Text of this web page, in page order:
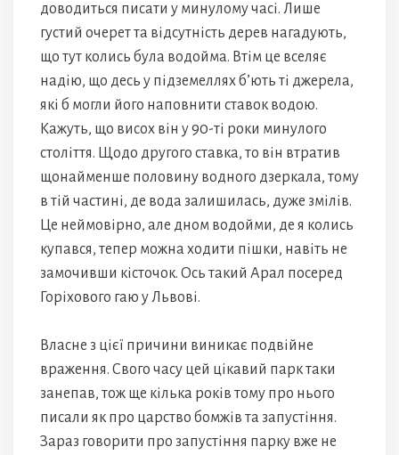
доводиться писати у минулому часі. Лише
густий очерет та відсутність дерев нагадують,
що тут колись була водойма. Втім це вселяє
надію, що десь у підземеллях б’ють ті джерела,
які б могли його наповнити ставок водою.
Кажуть, що висох він у 90-ті роки минулого
століття. Щодо другого ставка, то він втратив
щонайменше половину водного дзеркала, тому
в тій частині, де вода залишилась, дуже змілів.
Це неймовірно, але дном водойми, де я колись
купався, тепер можна ходити пішки, навіть не
замочивши кісточок. Ось такий Арал посеред
Горіхового гаю у Львові.
Власне з цієї причини виникає подвійне
враження. Свого часу цей цікавий парк таки
занепав, тож ще кілька років тому про нього
писали як про царство бомжів та запустіння.
Зараз говорити про запустіння парку вже не